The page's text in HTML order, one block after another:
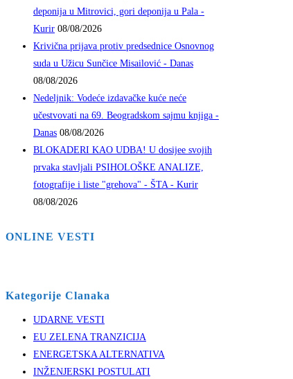
deponija u Mitrovici, gori deponija u Pala -
Kurir 08/08/2026
Krivična prijava protiv predsednice Osnovnog
suda u Užicu Sunčice Misailović - Danas
08/08/2026
Nedeljnik: Vodeće izdavačke kuće neće
učestvovati na 69. Beogradskom sajmu knjiga -
Danas 08/08/2026
BLOKADERI KAO UDBA! U dosijee svojih
prvaka stavljali PSIHOLOŠKE ANALIZE,
fotografije i liste "grehova" - ŠTA - Kurir
08/08/2026
ONLINE VESTI
Kategorije Clanaka
UDARNE VESTI
EU ZELENA TRANZICIJA
ENERGETSKA ALTERNATIVA
INŽENJERSKI POSTULATI